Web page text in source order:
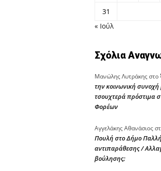
31
« Ιούλ
Σχόλια
Μανώλης Λυτράκηςστο
την κοινωνική συνοχή
τσουχτερά πρόστιμα
Φορέων
Αγγελάκης Αθανάσιος
Πουλή στο Δήμο
αντιπαράθεσης /
βούλησης;